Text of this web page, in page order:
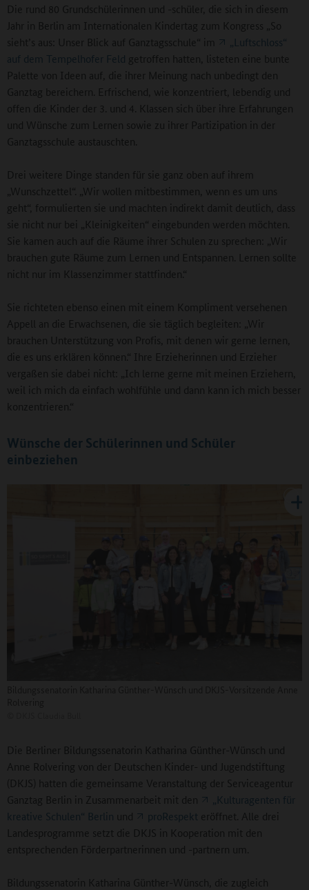
Die rund 80 Grundschülerinnen und -schüler, die sich in diesem
Jahr in Berlin am Internationalen Kindertag zum Kongress „So
sieht’s aus: Unser Blick auf Ganztagsschule“ im
„Luftschloss“
auf dem Tempelhofer Feld getroffen hatten, listeten eine bunte
Palette von Ideen auf, die ihrer Meinung nach unbedingt den
Ganztag bereichern. Erfrischend, wie konzentriert, lebendig und
offen die Kinder der 3. und 4. Klassen sich über ihre Erfahrungen
und Wünsche zum Lernen sowie zu ihrer Partizipation in der
Ganztagsschule austauschten.
Drei weitere Dinge standen für sie ganz oben auf ihrem
„Wunschzettel“. „Wir wollen mitbestimmen, wenn es um uns
geht“, formulierten sie und machten indirekt damit deutlich, dass
sie nicht nur bei „Kleinigkeiten“ eingebunden werden möchten.
Sie kamen auch auf die Räume ihrer Schulen zu sprechen: „Wir
brauchen gute Räume zum Lernen und Entspannen. Lernen sollte
nicht nur im Klassenzimmer stattfinden.“
Sie richteten ebenso einen mit einem Kompliment versehenen
Appell an die Erwachsenen, die sie täglich begleiten: „Wir
brauchen Unterstützung von Profis, mit denen wir gerne lernen,
die es uns erklären können.“ Ihre Erzieherinnen und Erzieher
vergaßen sie dabei nicht: „Ich lerne gerne mit meinen Erziehern,
weil ich mich da einfach wohlfühle und dann kann ich mich besser
konzentrieren.“
Wünsche der Schülerinnen und Schüler
einbeziehen
Die Berliner Bildungssenatorin Katharina Günther-Wünsch und
Anne Rolvering von der Deutschen Kinder- und Jugendstiftung
(DKJS) hatten die gemeinsame Veranstaltung der Serviceagentur
Ganztag Berlin in Zusammenarbeit mit den
„Kulturagenten für
kreative Schulen“ Berlin und proRespekt eröffnet. Alle drei
Landesprogramme setzt die DKJS in Kooperation mit den
entsprechenden Förderpartnerinnen und -partnern um.
Bildungssenatorin Katharina Günther-Wünsch, die zugleich